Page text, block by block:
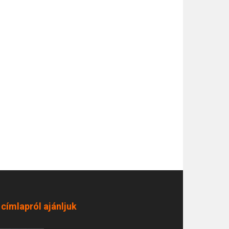
címlapról ajánljuk